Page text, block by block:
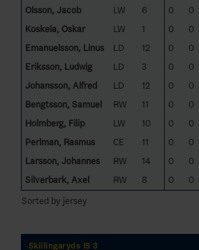
Olsson, Jacob
LW 6 0 0
Koskela, Oskar
LW 1 0 0
Emanuelsson, Linus
LD 12 0 0
Eriksson, Ludwig
LD 3 0 0
Johansson, Alfred
LD 12 0 0
Bengtsson, Samuel
RW 11 0 0
Holmberg, Filip
LW 10 0 0
Perlman, Rasmus
CE 11 0 0
Larsson, Johannes
RW 14 0 0
Silverbark, Axel
RW 8 0 0
Sorted by jersey
Skillingaryds IS 3